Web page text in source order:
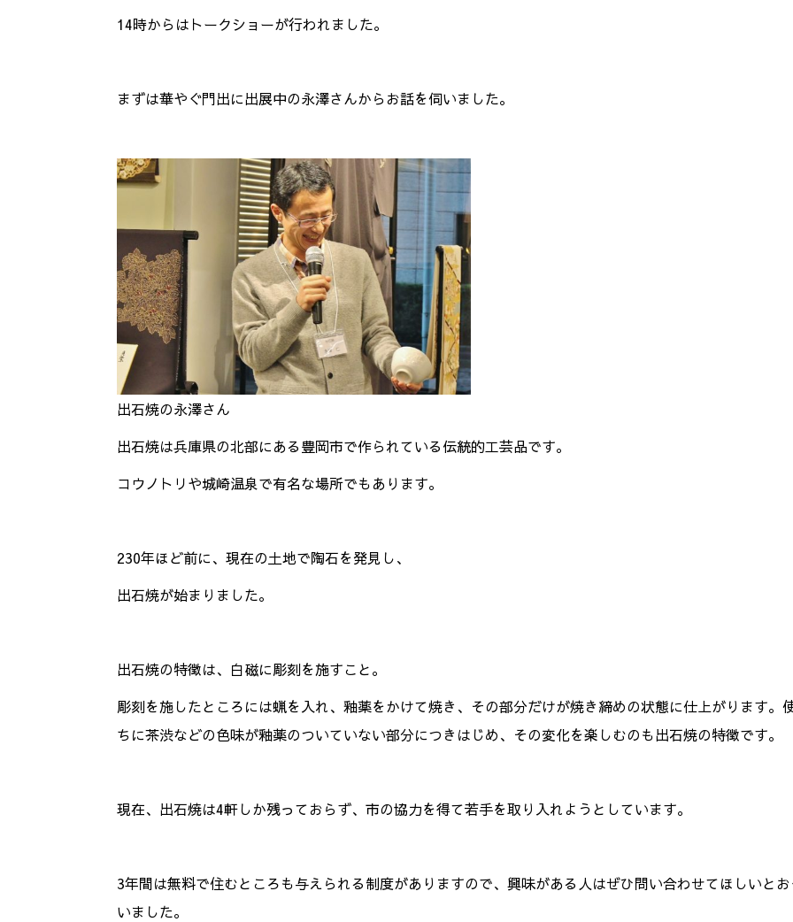
14時からはトークショーが行われました。
まずは華やぐ門出に出展中の永澤さんからお話を伺いました。
出石焼の永澤さん
出石焼は兵庫県の北部にある豊岡市で作られている伝統的工芸品です。
コウノトリや城崎温泉で有名な場所でもあります。
230年ほど前に、現在の土地で陶石を発見し、
出石焼が始まりました。
出石焼の特徴は、白磁に彫刻を施すこと。
彫刻を施したところには蝋を入れ、釉薬をかけて焼き、その部分だけが焼き締めの状態に仕上がります。
ちに茶渋などの色味が釉薬のついていない部分につきはじめ、その変化を楽しむのも出石焼の特徴です。
現在、出石焼は4軒しか残っておらず、市の協力を得て若手を取り入れようとしています。
3年間は無料で住むところも与えられる制度がありますので、興味がある人はぜひ問い合わせてほしいと
いました。